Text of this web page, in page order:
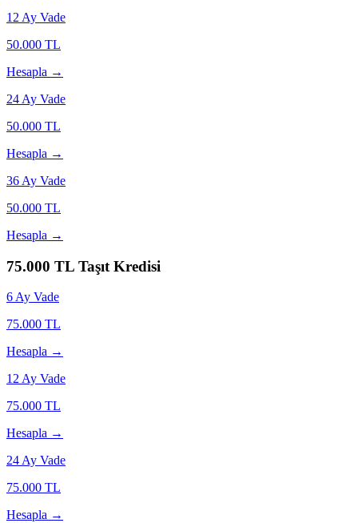
12 Ay Vade
50.000 TL
Hesapla →
24 Ay Vade
50.000 TL
Hesapla →
36 Ay Vade
50.000 TL
Hesapla →
75.000 TL Taşıt Kredisi
6 Ay Vade
75.000 TL
Hesapla →
12 Ay Vade
75.000 TL
Hesapla →
24 Ay Vade
75.000 TL
Hesapla →